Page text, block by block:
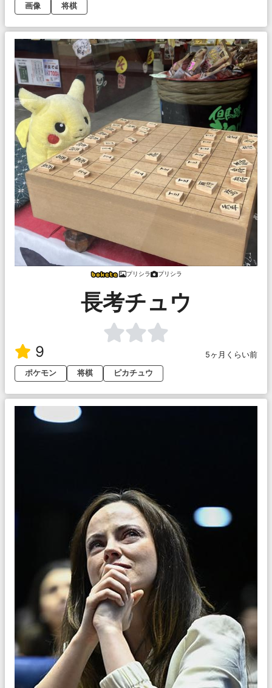
画像
将棋
プリシラ プリシラ
長考チュウ
9
5ヶ月くらい前
ポケモン
将棋 ピカチュウ